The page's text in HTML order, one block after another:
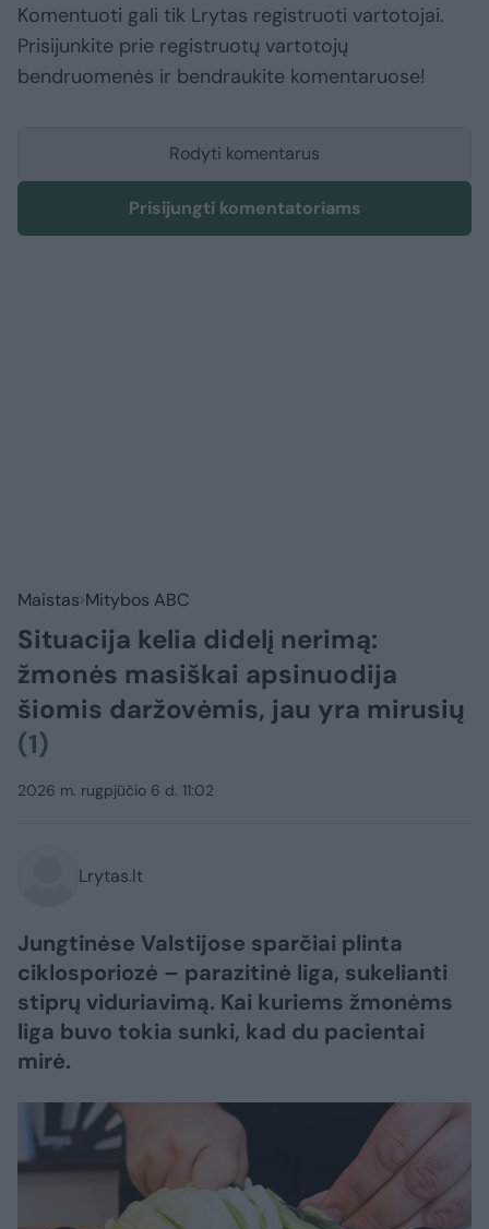
Komentuoti gali tik Lrytas registruoti vartotojai.
Prisijunkite prie registruotų vartotojų
bendruomenės ir bendraukite komentaruose!
Rodyti komentarus
Prisijungti komentatoriams
Maistas Mitybos ABC
Situacija kelia didelį nerimą:
žmonės masiškai apsinuodija
šiomis daržovėmis, jau yra mirusių
(1)
2026 m. rugpjūčio 6 d. 11:02
Lrytas.lt
Jungtinėse Valstijose sparčiai plinta
ciklosporiozė – parazitinė liga, sukelianti
stiprų viduriavimą. Kai kuriems žmonėms
liga buvo tokia sunki, kad du pacientai
mirė.